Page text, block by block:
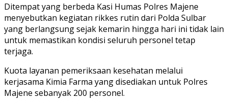
Ditempat yang berbeda Kasi Humas Polres Majene
menyebutkan kegiatan rikkes rutin dari Polda Sulbar
yang berlangsung sejak kemarin hingga hari ini tidak lain
untuk memastikan kondisi seluruh personel tetap
terjaga.
Kuota layanan pemeriksaan kesehatan melalui
kerjasama Kimia Farma yang disediakan untuk Polres
Majene sebanyak 200 personel.